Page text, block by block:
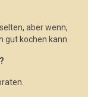
aber wenn,
gut kochen kann.